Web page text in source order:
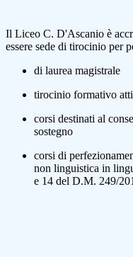
Il Liceo C. D'Ascanio è
essere sede di tirocinio per
di laurea magistrale
tirocinio formativo
corsi destinati al
sostegno
corsi di
non linguistica in
e 14 del D.M. 249/